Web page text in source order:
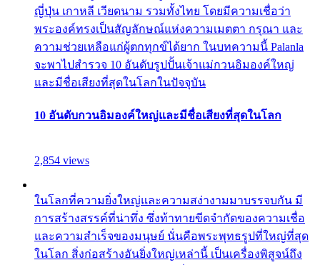
ญี่ปุ่น เกาหลี เวียดนาม รวมทั้งไทย โดยมีความเชื่อว่า
พระองค์ทรงเป็นสัญลักษณ์แห่งความเมตตา กรุณา และ
ความช่วยเหลือแก่ผู้ตกทุกข์ได้ยาก ในบทความนี้ Palanla
จะพาไปสำรวจ 10 อันดับรูปปั้นเจ้าแม่กวนอิมองค์ใหญ่
และมีชื่อเสียงที่สุดในโลกในปัจจุบัน
10 อันดับกวนอิมองค์ใหญ่และมีชื่อเสียงที่สุดในโลก
2,854 views
ในโลกที่ความยิ่งใหญ่และความสง่างามมาบรรจบกัน มี
การสร้างสรรค์ที่น่าทึ่ง ซึ่งท้าทายขีดจำกัดของความเชื่อ
และความสำเร็จของมนุษย์ นั่นคือพระพุทธรูปที่ใหญ่ที่สุด
ในโลก สิ่งก่อสร้างอันยิ่งใหญ่เหล่านี้ เป็นเครื่องพิสูจน์ถึง